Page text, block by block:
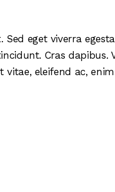
eget viverra
Cras dapibus.
eleifend ac,